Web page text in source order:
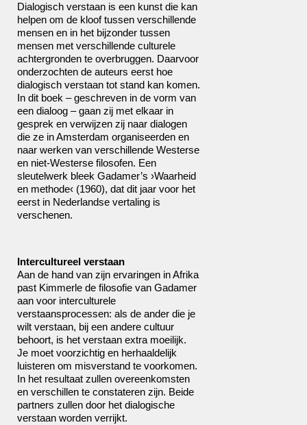
Dialogisch verstaan is een kunst die kan
helpen om de kloof tussen verschillende
mensen en in het bijzonder tussen
mensen met verschillende culturele
achtergronden te overbruggen. Daarvoor
onderzochten de auteurs eerst hoe
dialogisch verstaan tot stand kan komen.
In dit boek – geschreven in de vorm van
een dialoog – gaan zij met elkaar in
gesprek en verwijzen zij naar dialogen
die ze in Amsterdam organiseerden en
naar werken van verschillende Westerse
en niet-Westerse filosofen. Een
sleutelwerk bleek Gadamer’s ›Waarheid
en methode‹ (1960), dat dit jaar voor het
eerst in Nederlandse vertaling is
verschenen.
Intercultureel verstaan
Aan de hand van zijn ervaringen in Afrika
past Kimmerle de filosofie van Gadamer
aan voor interculturele
verstaansprocessen: als de ander die je
wilt verstaan, bij een andere cultuur
behoort, is het verstaan extra moeilijk.
Je moet voorzichtig en herhaaldelijk
luisteren om misverstand te voorkomen.
In het resultaat zullen overeenkomsten
en verschillen te constateren zijn. Beide
partners zullen door het dialogische
verstaan worden verrijkt.